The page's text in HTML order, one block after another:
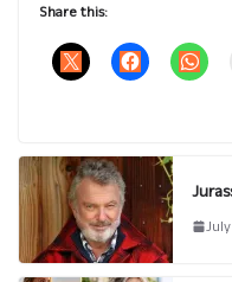
Share this: